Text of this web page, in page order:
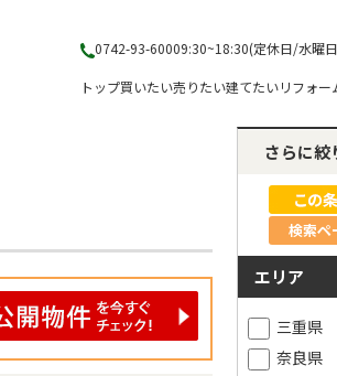
0742-93-60009:30~18:30(定休日/水曜
トップ買いたい売りたい建てたいリフォー
会
さらに絞
検索ペ
エリア
三重県
奈良県